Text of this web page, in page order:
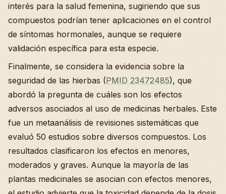
interés para la salud femenina, sugiriendo que sus
compuestos podrían tener aplicaciones en el control
de síntomas hormonales, aunque se requiere
validación específica para esta especie.
Finalmente, se considera la evidencia sobre la
seguridad de las hierbas (PMID 23472485), que
abordó la pregunta de cuáles son los efectos
adversos asociados al uso de medicinas herbales. Este
fue un metaanálisis de revisiones sistemáticas que
evaluó 50 estudios sobre diversos compuestos. Los
resultados clasificaron los efectos en menores,
moderados y graves. Aunque la mayoría de las
plantas medicinales se asocian con efectos menores,